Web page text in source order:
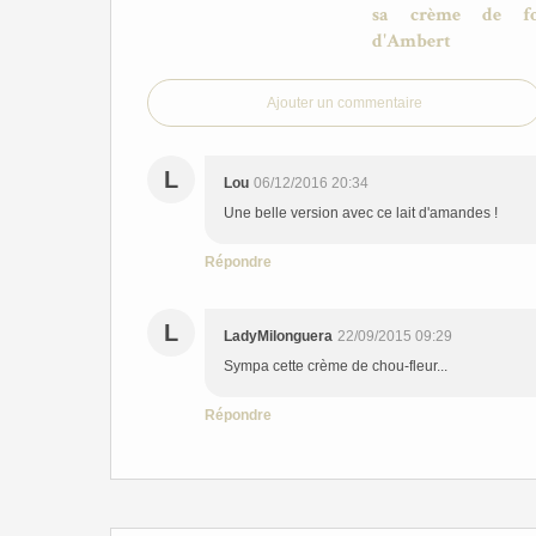
sa crème de
d'Ambert
Ajouter un commentaire
L Lou 06/12/2016 20:34
Une belle version avec ce lait d'amandes !
Répondre
L LadyMilonguera 22/09/2015 09:29
Sympa cette crème de chou-fleur...
Répondre